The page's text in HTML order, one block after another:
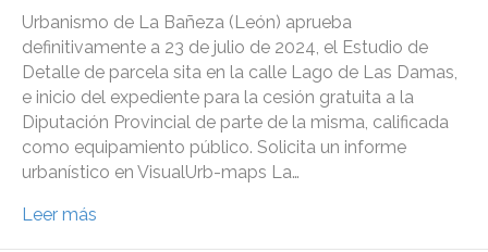
Urbanismo de La Bañeza (León) aprueba
definitivamente a 23 de julio de 2024, el Estudio de
Detalle de parcela sita en la calle Lago de Las Damas,
e inicio del expediente para la cesión gratuita a la
Diputación Provincial de parte de la misma, calificada
como equipamiento público. Solicita un informe
urbanístico en VisualUrb-maps La…
Leer más